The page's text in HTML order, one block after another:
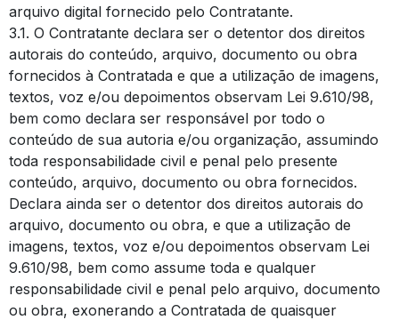
arquivo digital fornecido pelo Contratante.
3.1. O Contratante declara ser o detentor dos direitos
autorais do conteúdo, arquivo, documento ou obra
fornecidos à Contratada e que a utilização de imagens,
textos, voz e/ou depoimentos observam Lei 9.610/98,
bem como declara ser responsável por todo o
conteúdo de sua autoria e/ou organização, assumindo
toda responsabilidade civil e penal pelo presente
conteúdo, arquivo, documento ou obra fornecidos.
Declara ainda ser o detentor dos direitos autorais do
arquivo, documento ou obra, e que a utilização de
imagens, textos, voz e/ou depoimentos observam Lei
9.610/98, bem como assume toda e qualquer
responsabilidade civil e penal pelo arquivo, documento
ou obra, exonerando a Contratada de quaisquer